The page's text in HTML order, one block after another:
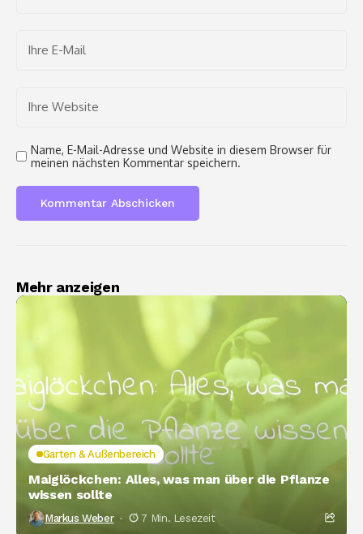
Name, E-Mail-Adresse und Website in diesem Browser für
meinen nächsten Kommentar speichern.
Mehr anzeigen
Garten & Außenbereich
Maiglöckchen: Alles, was man über die Pflanze
wissen sollte
Markus Weber 7 Min. Lesezeit